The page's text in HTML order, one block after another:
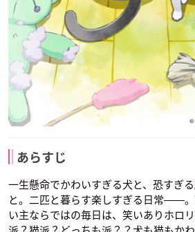
あらすじ
一生懸命でかわいすぎる犬と、恐すぎ
と。二匹と暮らす楽しすぎる日常――
い主ならではの毎日は、笑いありホロ